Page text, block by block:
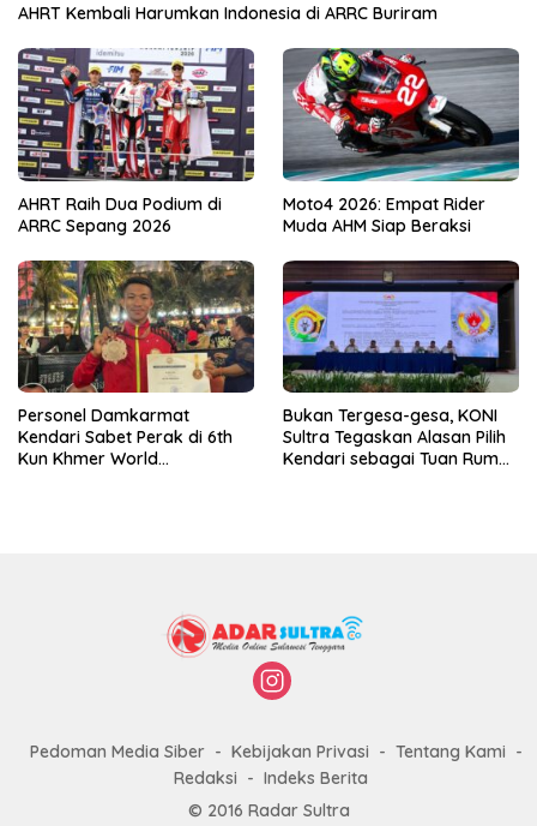
AHRT Kembali Harumkan Indonesia di ARRC Buriram
AHRT Raih Dua Podium di
ARRC Sepang 2026
Moto4 2026: Empat Rider
Muda AHM Siap Beraksi
Personel Damkarmat
Kendari Sabet Perak di 6th
Kun Khmer World
Bukan Tergesa-gesa, KONI
Sultra Tegaskan Alasan Pilih
Kendari sebagai Tuan Rumah
Pedoman Media Siber Kebijakan Privasi
Tentang Kami
Redaksi
Indeks Berita
© 2016 Radar Sultra